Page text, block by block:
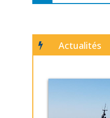
Actualités